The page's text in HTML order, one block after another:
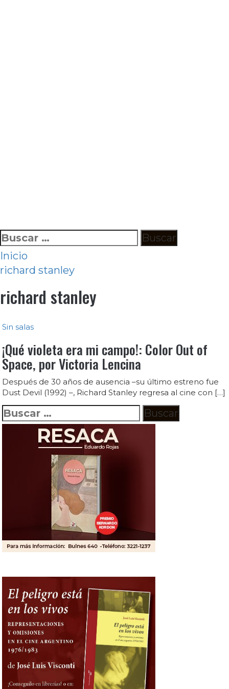
Ir
al
contenido
Buscar:
Inicio
richard stanley
richard stanley
Sin salas
¡Qué violeta era mi campo!: Color Out of
Space, por Victoria Lencina
Después de 30 años de ausencia –su último estreno fue
Dust Devil (1992) –, Richard Stanley regresa al cine con […]
Buscar: